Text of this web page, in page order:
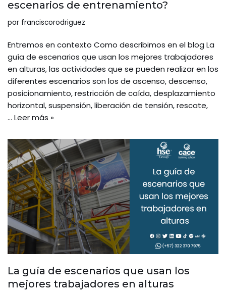
escenarios de entrenamiento?
por franciscorodriguez
Entremos en contexto Como describimos en el blog La
guía de escenarios que usan los mejores trabajadores
en alturas, las actividades que se pueden realizar en los
diferentes escenarios son los de ascenso, descenso,
posicionamiento, restricción de caída, desplazamiento
horizontal, suspensión, liberación de tensión, rescate,
… Leer más »
La guía de escenarios que usan los
mejores trabajadores en alturas